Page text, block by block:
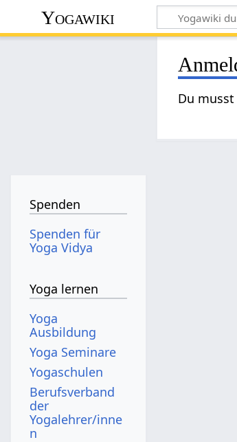
Yogawiki
Du
Spenden
Spenden für
Yoga Vidya
Yoga lernen
Yoga
Ausbildung
Yoga Seminare
Yogaschulen
Berufsverband
der
Yogalehrer/inne
n